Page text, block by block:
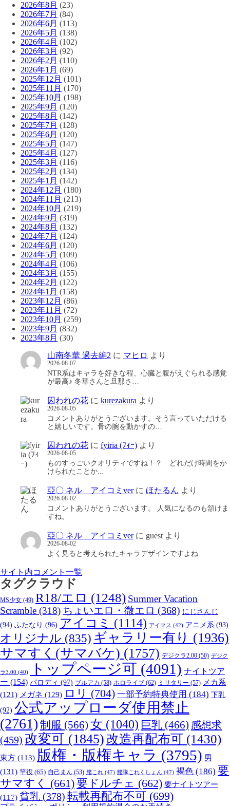
2026年8月 (23)
2026年7月 (84)
2026年6月 (113)
2026年5月 (138)
2026年4月 (102)
2026年3月 (92)
2026年2月 (110)
2026年1月 (69)
2025年12月 (101)
2025年11月 (170)
2025年10月 (198)
2025年9月 (120)
2025年8月 (142)
2025年7月 (128)
2025年6月 (120)
2025年5月 (147)
2025年4月 (127)
2025年3月 (116)
2025年2月 (134)
2025年1月 (142)
2024年12月 (180)
2024年11月 (213)
2024年10月 (219)
2024年9月 (319)
2024年8月 (132)
2024年7月 (124)
2024年6月 (120)
2024年5月 (109)
2024年4月 (106)
2024年3月 (155)
2024年2月 (122)
2024年1月 (158)
2023年12月 (86)
2023年11月 (72)
2023年10月 (259)
2023年9月 (832)
2023年8月 (30)
山南冬華 過去編2 に マヒロ より
2026-08-07
NTR系はキャラを好きな程、心臓と腹がえぐられる感覚
が最高♪ 冬華さんと旦那さ…
囚われの花 に kurezakura より
2026-08-05
コメントありがとうございます。そう言っていただける
と嬉しいです。骨の腕を動かすの…
囚われの花 に fyiria (ﾌｨｰ) より
2026-08-05
ものすっごいクオリティですね！？ どれだけ時間をか
けられたことか...
亞〇 ネル アイコミverに ほたるん より
2026-08-02
コメントありがとうございます。 人気になるのも頷けま
すね。
亞〇 ネル アイコミverに guest より
2026-08-02
よく見ると考えられたキャラデザインですよね
サイト内コメント一覧
タグクラウド
MS少女 (49) R18/エロ (1248) Summer Vacation
Scramble (318) ちょいエロ・微エロ (368) にじさんじ
(94) ふたなり (96) アイコミ (1114) アイマス (42) アニメ系 (93)
オリジナル (835) ギャラリー有り (1936)
サマすく(サマバケ) (1757) デジクラ2.00 (50) デジク
ラ3.00 (40) トップページ可 (4091) ナイトツア
ー (154) パロディ (97) ブルアカ (58) ホロライブ (62) ミリタリー (57) メカ系
(121) メガネ (129) ロリ (704) 一部予約特典使用 (184) 下乳
(92) 公式アップローダ使用禁止
(2761) 制服 (566) 女 (1040) 巨乳 (466) 感想求
(459) 改変可 (1845) 改造再配布可 (1430)
東方 (113) 版権・版権キャラ (3795) 男
(131) 竿役 (65) 自己まん (53) 艦これ (47) 艦隊これくしょん (47) 褐色 (186) 要
サマすく
(661)要ドルチェ (662) 要ナイトツアー
(117) 貧乳 (378) 転載再配布不可 (699)